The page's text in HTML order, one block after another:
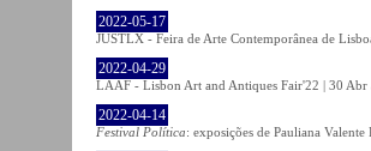
2022-05-17
JUSTLX - Feira de Arte Contemporânea de
2022-04-29
LAAF - Lisbon Art and Antiques Fair'22 | 30
2022-04-14
Festival Política: exposições de Pauliana